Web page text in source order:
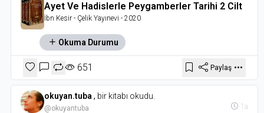
Ayet Ve Hadislerle Peygamberler Tarihi 2 Cilt
İbn Kesir - Çelik Yayınevi - 2020
Okuma Durumu
651 Paylaş
okuyan.tuba , bir kitabı okudu.
@okuyantuba 1a